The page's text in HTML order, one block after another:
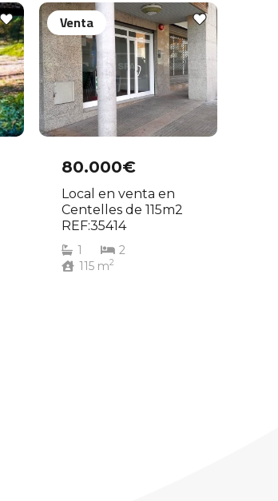
80.000€
Local en venta en
Centelles de 115m2
REF:35414
1
2
115m2
Venta